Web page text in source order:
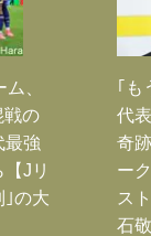
、
戦の
最強
Jリ
｣の大
｢も
代
奇
ー
ス
石